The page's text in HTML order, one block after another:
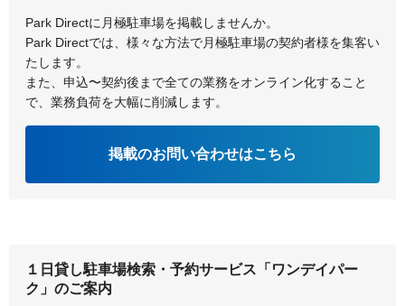
Park Directに月極駐車場を掲載しませんか。
Park Directでは、様々な方法で月極駐車場の契約者様を集客い
たします。
また、申込〜契約後まで全ての業務をオンライン化すること
で、業務負荷を大幅に削減します。
掲載のお問い合わせはこちら
１日貸し駐車場検索・予約サービス「ワンデイパー
ク」のご案内